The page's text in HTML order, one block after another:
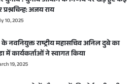
प्रश्नचिन्ह: अजय राय
10, 2025
के नवनियुक्त राष्ट्रीय महासचिव अनिल दुबे का
में कार्यकर्ताओं ने स्वागत किया
19, 2025